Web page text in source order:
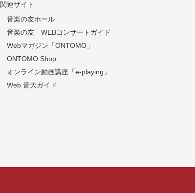
関連サイト
音楽の友ホール
音楽の友 WEBコンサートガイド
Webマガジン「ONTOMO」
ONTOMO Shop
オンライン動画講座「e-playing」
Web 音大ガイド